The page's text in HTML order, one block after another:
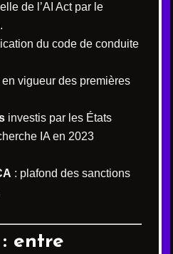
de l’AI Act par le
du code de conduite
en vigueur des premières
investis par les États
IA en 2023
: plafond des sanctions
entre